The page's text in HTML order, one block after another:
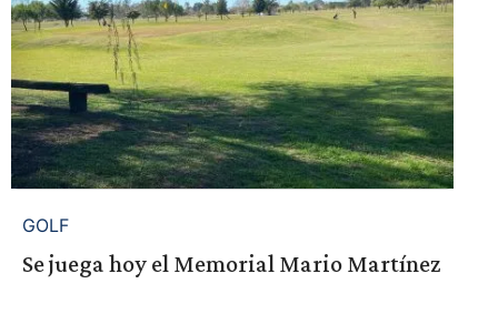
GOLF
Se juega hoy el Memorial Mario Martínez